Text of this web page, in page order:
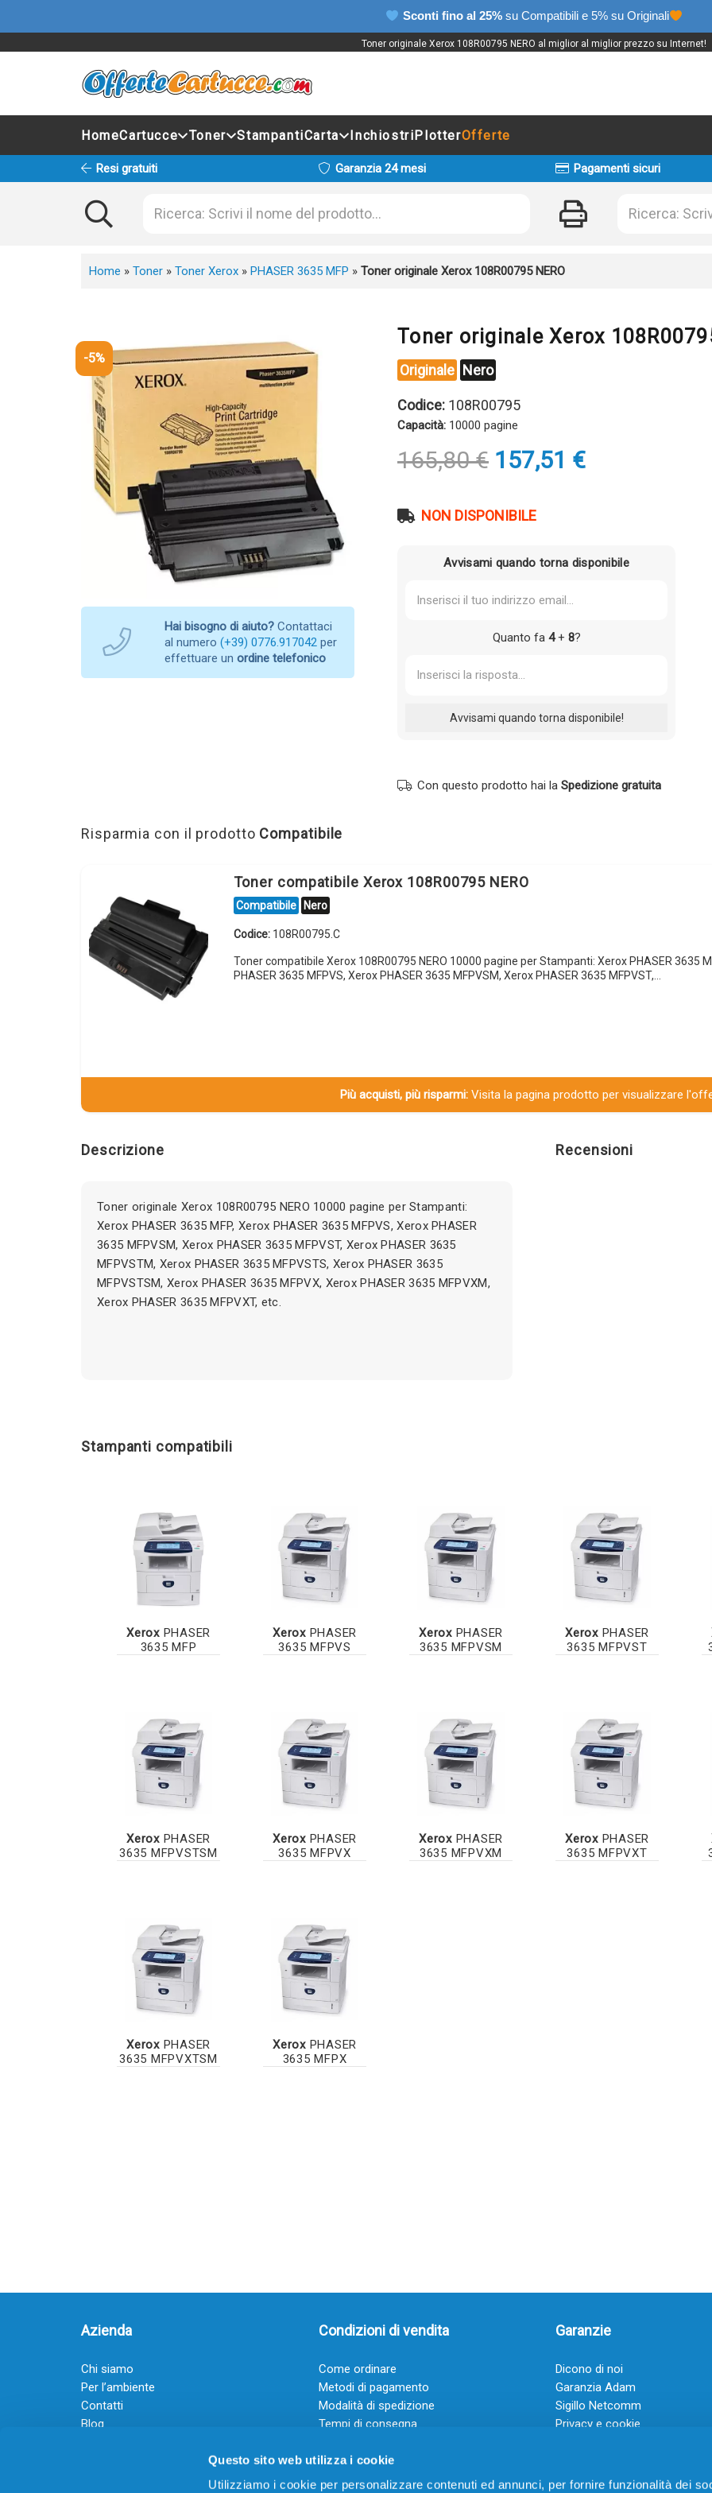
Questo sito web utilizza i cookie
Utilizziamo i cookie per personalizzare contenuti ed annunci, per fornire funzionalità dei
Sconti fino al 25% su Compatibili e 5% su Originali
Toner originale Xerox 108R00795 NERO al miglior al miglior prezzo su Internet!
HomeCartucce Toner StampantiCarta InchiostriPlotterOfferte
Resi gratuiti Garanzia 24 mesi Pagamenti sicuri
Home » Toner » Toner Xerox » PHASER 3635 MFP » Toner originale Xerox 108R00795 NERO
-5%
Hai bisogno di aiuto? Contattaci
al numero (+39) 0776.917042 per
effettuare un ordine telefonico
Toner originale Xerox
Originale Nero
Codice: 108R00795
Capacità: 10000 pagine
165,80€ Il
prezzo
era:
157,51 €Il
NON DISPONIBILE
Avvisami quando torna disponibile
Quanto fa 4+ 8?
Con questo prodotto hai la Spedizione gratuita
Risparmia con il prodotto Compatibile
Toner compatibile Xerox 108R00795 NERO
Compatibile Nero
Codice: 108R00795.C
Toner compatibile Xerox 108R00795 NERO 10000 pagine per Stampanti: Xerox PHASER 3635
PHASER 3635 MFPVS, Xerox PHASER 3635 MFPVSM, Xerox PHASER 3635 MFPVST,…
Più acquisti, più risparmi:Visita la pagina prodotto per visualizzare
Descrizione
Toner originale Xerox 108R00795 NERO 10000 pagine per Stampanti:
Xerox PHASER 3635 MFP, Xerox PHASER 3635 MFPVS, Xerox PHASER
3635 MFPVSM, Xerox PHASER 3635 MFPVST, Xerox PHASER 3635
MFPVSTM, Xerox PHASER 3635 MFPVSTS, Xerox PHASER 3635
MFPVSTSM, Xerox PHASER 3635 MFPVX, Xerox PHASER 3635 MFPVXM,
Xerox PHASER 3635 MFPVXT, etc.
Recensioni
Stampanti compatibili
XeroxPHASER
3635 MFP
XeroxPHASER
3635 MFPVS
XeroxPHASER
3635 MFPVSM
XeroxPHASER
3635 MFPVST
XeroxPHASER
3635 MFPVSTSM
XeroxPHASER
3635 MFPVX
XeroxPHASER
3635 MFPVXM
XeroxPHASER
3635 MFPVXT
XeroxPHASER
3635 MFPVXTSM
XeroxPHASER
3635 MFPX
Azienda
Chi siamo
Per l’ambiente
Contatti
Blog
Guadagna con il Dropship
Condizioni di vendita
Come ordinare
Metodi di pagamento
Modalità di spedizione
Tempi di consegna
Garanzie
Dicono di noi
Garanzia Adam
Sigillo Netcomm
Privacy e cookie